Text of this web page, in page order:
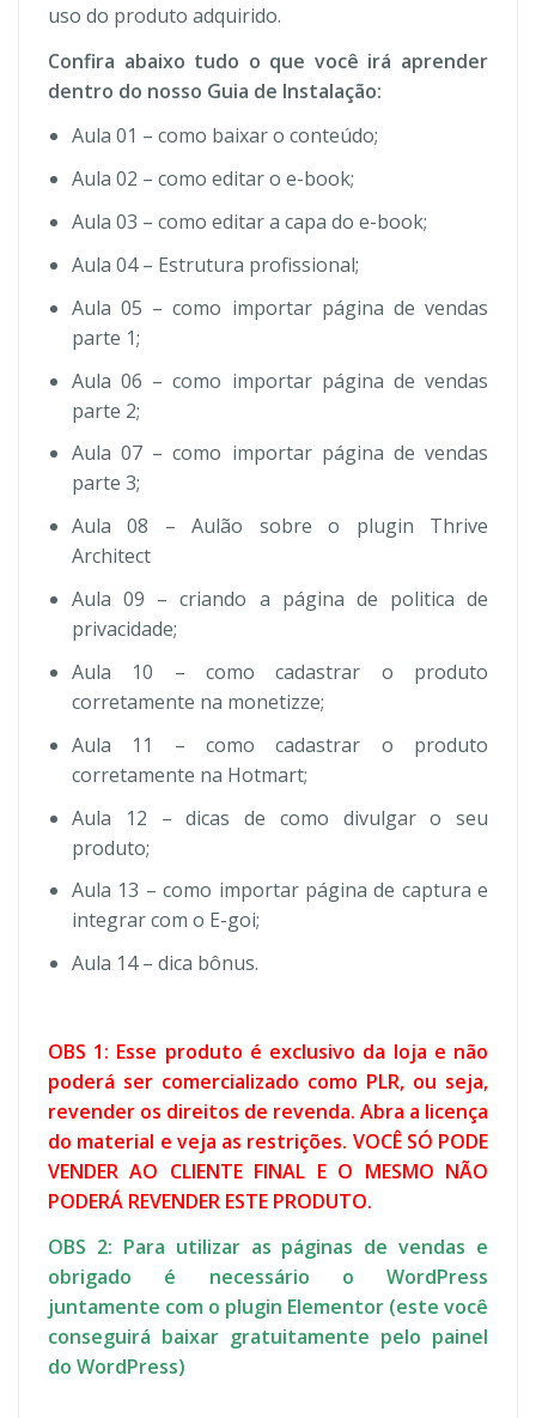
uso do produto adquirido.
Confira abaixo tudo o que você irá aprender
dentro do nosso Guia de Instalação:
Aula 01 – como baixar o conteúdo;
Aula 02 – como editar o e-book;
Aula 03 – como editar a capa do e-book;
Aula 04 – Estrutura profissional;
Aula 05 – como importar página de vendas
parte 1;
Aula 06 – como importar página de vendas
parte 2;
Aula 07 – como importar página de vendas
parte 3;
Aula 08 – Aulão sobre o plugin Thrive
Architect
Aula 09 – criando a página de politica de
privacidade;
Aula 10 – como cadastrar o produto
corretamente na monetizze;
Aula 11 – como cadastrar o produto
corretamente na Hotmart;
Aula 12 – dicas de como divulgar o seu
produto;
Aula 13 – como importar página de captura e
integrar com o E-goi;
Aula 14 – dica bônus.
OBS 1: Esse produto é exclusivo da loja e não
poderá ser comercializado como PLR, ou seja,
revender os direitos de revenda. Abra a licença
do material e veja as restrições. VOCÊ SÓ PODE
VENDER AO CLIENTE FINAL E O MESMO NÃO
PODERÁ REVENDER ESTE PRODUTO.
OBS 2: Para utilizar as páginas de vendas e
obrigado é necessário o WordPress
juntamente com o plugin Elementor (este você
conseguirá baixar gratuitamente pelo painel
do WordPress)